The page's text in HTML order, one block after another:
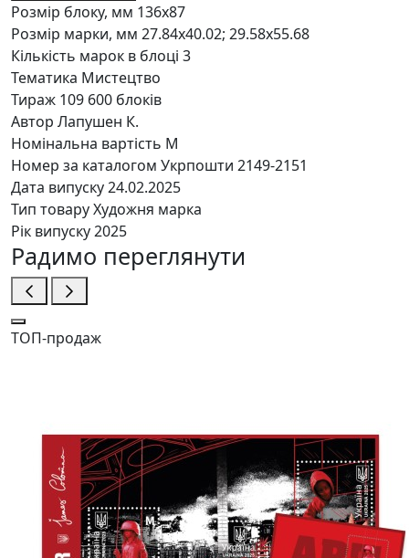
Розмір блоку, мм 136х87
Розмір марки, мм 27.84х40.02; 29.58х55.68
Кількість марок в блоці 3
Тематика Мистецтво
Тираж 109 600 блоків
Автор Лапушен К.
Номінальна вартість M
Номер за каталогом Укрпошти 2149-2151
Дата випуску24.02.2025
Тип товаруХудожня марка
Рік випуску2025
Радимо переглянути
ТОП-продаж